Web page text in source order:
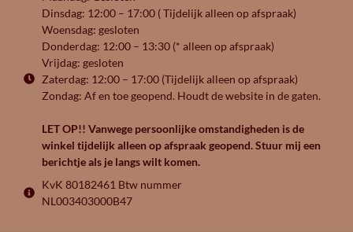
Dinsdag: 12:00 – 17:00 ( Tijdelijk alleen op afspraak)
Woensdag: gesloten
Donderdag: 12:00 – 13:30 (* alleen op afspraak)
Vrijdag: gesloten
Zaterdag: 12:00 – 17:00 (Tijdelijk alleen op afspraak)
Zondag: Af en toe geopend. Houdt de website in de gaten.
LET OP!! Vanwege persoonlijke omstandigheden is de
winkel tijdelijk alleen op afspraak geopend. Stuur mij een
berichtje als je langs wilt komen.
KvK 80182461 Btw nummer
NL003403000B47